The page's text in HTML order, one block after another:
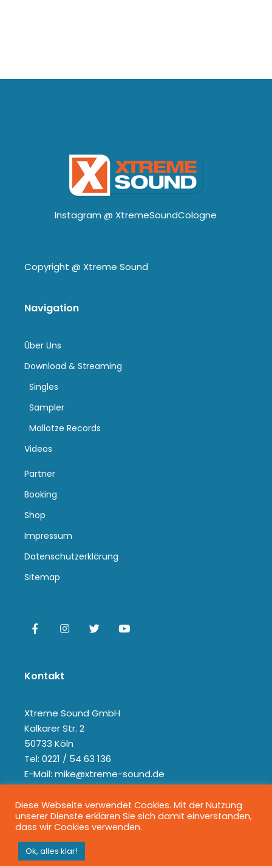
Instagram @ XtremeSoundCologne
Copyright @ Xtreme Sound
Navigation
Über Uns
Download & Streaming
Singles
Sampler
Mallotze Records
Videos
Partner
Booking
Shop
Impressum
Datenschutzerklärung
Sitemap
Kontakt
Xtreme Sound GmbH
Kalkarer Str. 2
50733 Köln
Tel: 0221 / 54 63 136
E-Mail: mike@xtreme-sound.de
Diese Webseite verwendet Cookies. Mit der Nutzung
unserer Dienste erklären Sie sich damit einverstanden,
dass wir Cookies verwenden.
Ok, alles klar!